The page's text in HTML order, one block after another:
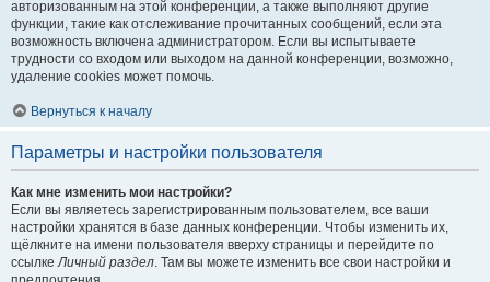
авторизованным на этой конференции, а также выполняют другие
функции, такие как отслеживание прочитанных сообщений, если эта
возможность включена администратором. Если вы испытываете
трудности со входом или выходом на данной конференции, возможно,
удаление cookies может помочь.
Вернуться к началу
Параметры и настройки пользователя
Как мне изменить мои настройки?
Если вы являетесь зарегистрированным пользователем, все ваши
настройки хранятся в базе данных конференции. Чтобы изменить их,
щёлкните на имени пользователя вверху страницы и перейдите по
ссылкеЛичный раздел. Там вы можете изменить все свои настройки и